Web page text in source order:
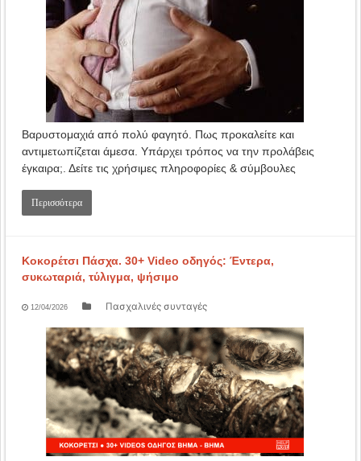
Βαρυστομαχιά από πολύ φαγητό. Πως προκαλείτε και
αντιμετωπίζεται άμεσα. Υπάρχει τρόπος να την προλάβεις
έγκαιρα;. Δείτε τις χρήσιμες πληροφορίες & σύμβουλες
Περισσότερα
Κοκορέτσι Πάσχα. 30+ Video οδηγός: Έντερα,
συκωταριά, τύλιγμα, ψήσιμο
12/04/2026 Πασχαλινές συνταγές